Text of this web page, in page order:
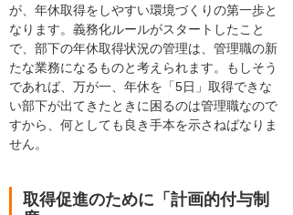
が、年休取得をしやすい環境づくりの第一歩と
なります。義務化ルールがスタートしたこと
で、部下の年休取得状況の管理は、管理職の新
たな業務になるものと考えられます。もしそう
であれば、万が一、年休を「5日」取得できな
い部下が出てきたときに困るのは管理職なので
すから、何としても良き手本を示さねばなりま
せん。
取得促進のために「計画的付与制